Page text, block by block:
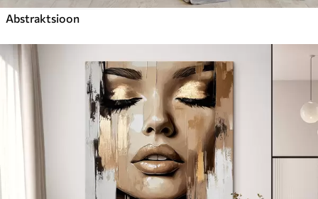
Abstraktsioon